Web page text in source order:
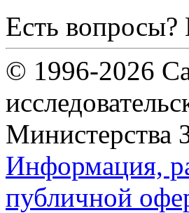
Есть
© 1996-2026
Министерства
Информация,
публичной